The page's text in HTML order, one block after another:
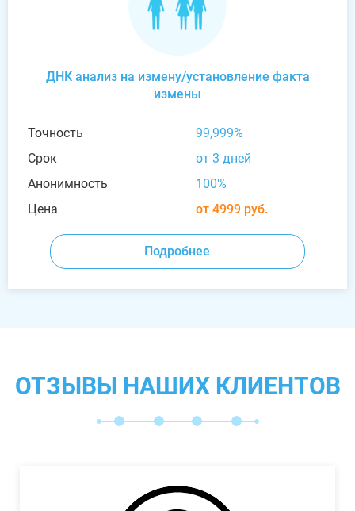
ДНК анализ на измену/установление факта
измены
Точность
99,999%
Срок
от 3 дней
Анонимность
100%
Цена
от 4999 руб.
Подробнее
ОТЗЫВЫ НАШИХ КЛИЕНТОВ